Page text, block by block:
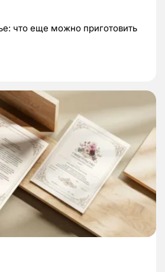
что еще можно приготовить